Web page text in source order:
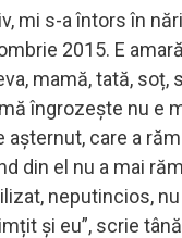
mi s-a întors în
2015. E
mamă, tată, soț,
îngrozește nu e
care a
din el nu a mai
neputincios,
și eu”, scrie